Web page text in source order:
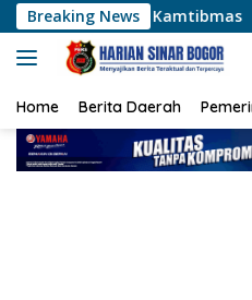
Langsung
ke
konten
Breaking News
Kamtibmas Cegah
Home Berita Daerah